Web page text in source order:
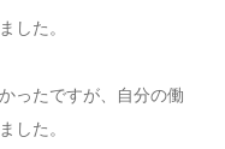
した。
ったですが、自分の働
した。